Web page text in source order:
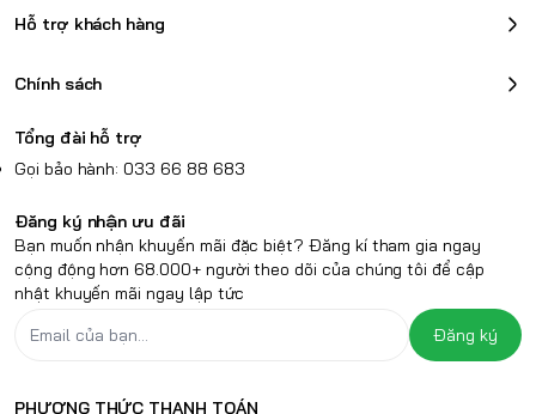
Hỗ trợ khách hàng
Chính sách
Tổng đài hỗ trợ
Gọi bảo hành: 033 66 88 683
Đăng ký nhận ưu đãi
Bạn muốn nhận khuyến mãi đặc biệt? Đăng kí tham gia ngay
cộng động hơn 68.000+ người theo dõi của chúng tôi để cập
nhật khuyến mãi ngay lập tức
Đăng ký
PHƯƠNG THỨC THANH TOÁN